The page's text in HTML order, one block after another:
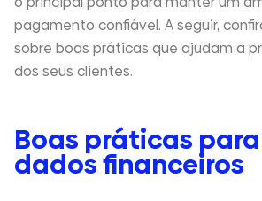
pagamento confiável. A seguir,
sobre boas práticas que ajudam a
dos seus clientes.
Boas práticas
dados financeiros